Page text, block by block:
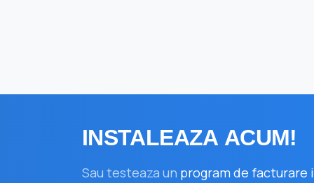
INSTALEAZA ACUM!
Sau testeaza un program de